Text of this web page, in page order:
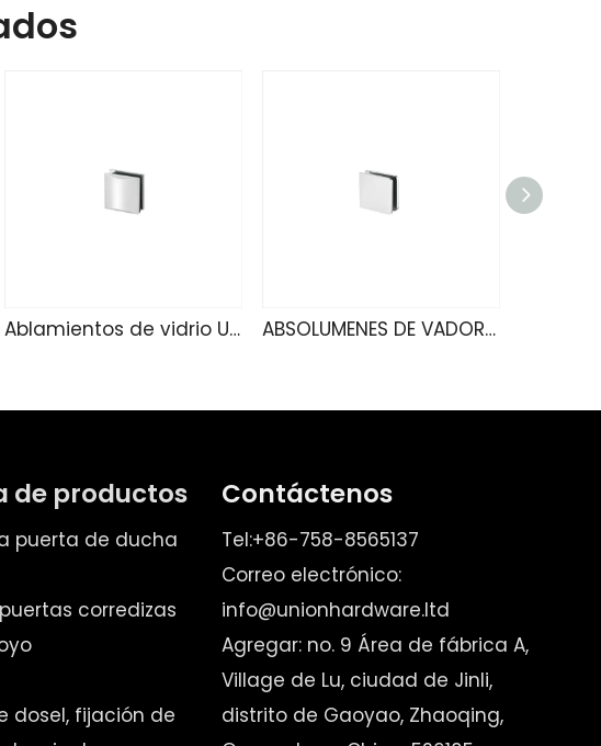
Ablamientos de vidrio U4160 ABSOLUMENES DE VADOR U4140
de productos
puerta de ducha
corredizas
dosel, fijación de
Contáctenos
Tel:+86-758-8565137
Correo electrónico:
info@unionhardware.ltd
Agregar: no. 9 Área de fábrica A,
Village de Lu, ciudad de Jinli,
distrito de Gaoyao, Zhaoqing,